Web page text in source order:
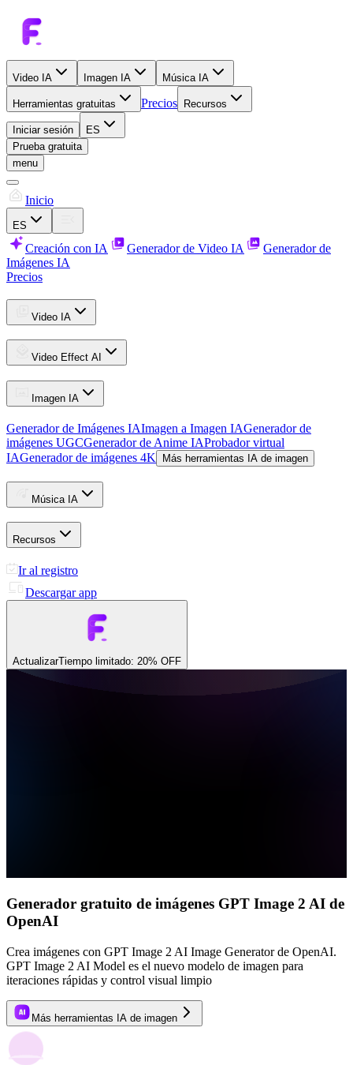
Video IA Imagen IA Música IA
Herramientas gratuitas Precios Recursos
Iniciar sesión
ES
Prueba gratuita
menu
Inicio
ES
Creación con IA Generador de Video IA
Generador de
Imágenes IA
Precios
Video IA
Video Effect AI
Imagen IA
Generador de Imágenes IAImagen a Imagen IAGenerador de
imágenes UGCGenerador de Anime IAProbador virtual
IAGenerador de imágenes 4K Más herramientas IA de imagen
Música IA
Recursos
Ir al registro
Descargar app
ActualizarTiempo limitado: 20% OFF
Generador gratuito de imágenes GPT Image 2 AI de
OpenAI
Crea imágenes con GPT Image 2 AI Image Generator de OpenAI.
GPT Image 2 AI Model es el nuevo modelo de imagen para
iteraciones rápidas y control visual limpio
Más herramientas IA de imagen